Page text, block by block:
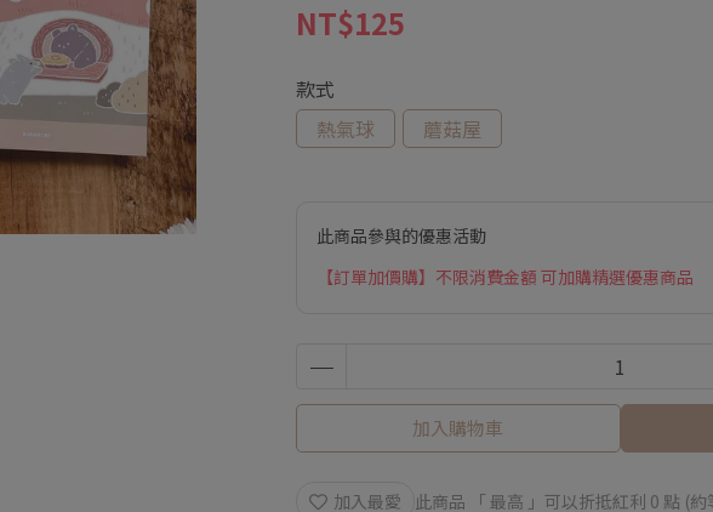
NT$125
款式
熱氣球
蘑菇屋
此商品參與的優惠活動
【訂單加價購】不限消費金額 可加購精選優惠商品
加入購物車
加入最愛 此商品 「 最高 」可以折抵紅利 0 點 (約